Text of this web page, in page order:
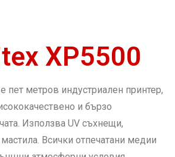
XP5500
пет метров индустриален принтер,
и бързо
Използва UV съхнещи,
Всички отпечатани медии